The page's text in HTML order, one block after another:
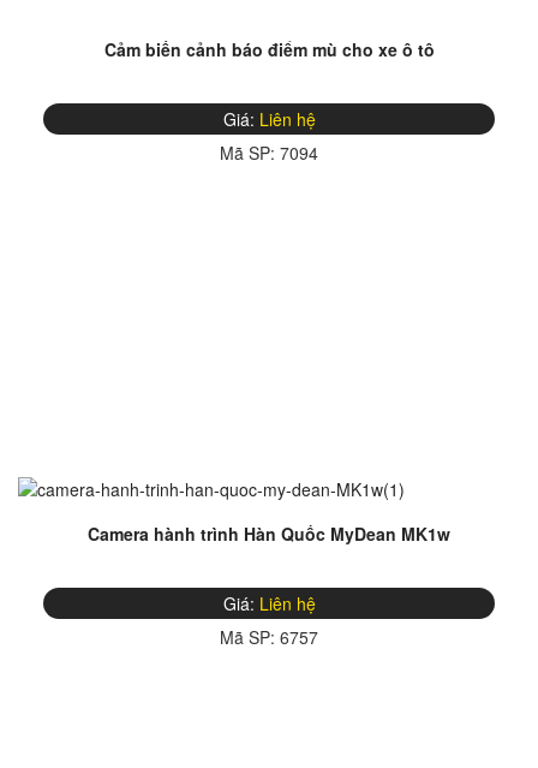
Cảm biến cảnh báo điểm mù cho xe ô tô
Giá: Liên hệ
Mã SP: 7094
Camera hành trình Hàn Quốc MyDean MK1w
Giá: Liên hệ
Mã SP: 6757